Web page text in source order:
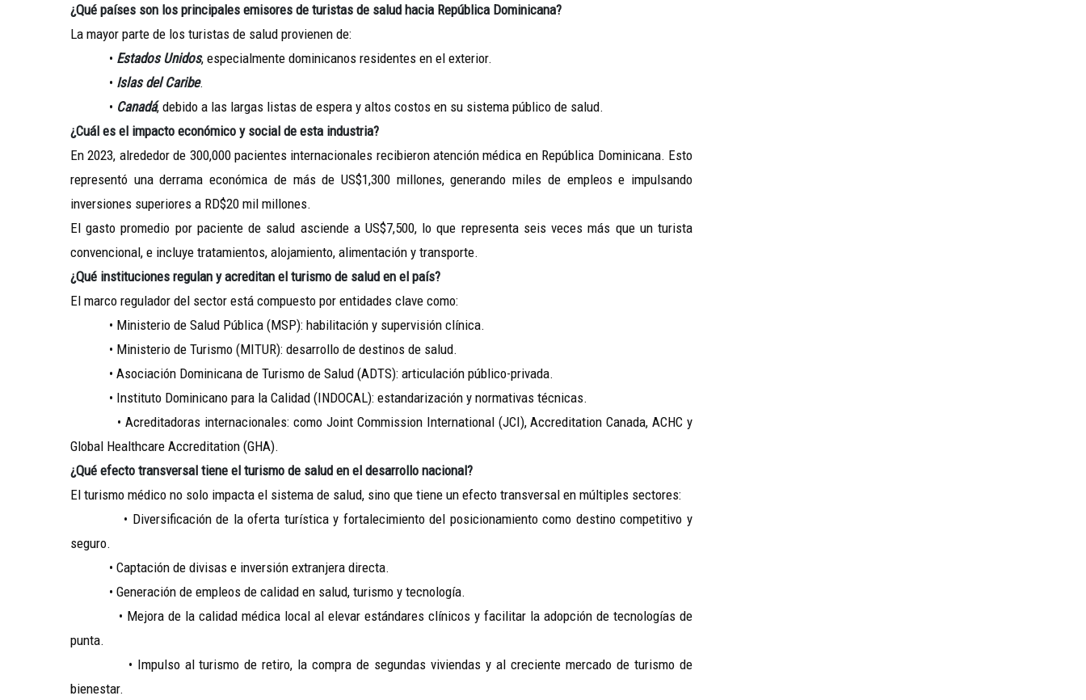
¿Qué países son los principales emisores de turistas de salud hacia República Dominicana?
La mayor parte de los turistas de salud provienen de:
• Estados Unidos, especialmente dominicanos residentes en el exterior.
• Islas del Caribe.
• Canadá, debido a las largas listas de espera y altos costos en su sistema público de salud.
¿Cuál es el impacto económico y social de esta industria?
En 2023, alrededor de 300,000 pacientes internacionales recibieron atención médica en República Dominicana. Esto
representó una derrama económica de más de US$1,300 millones, generando miles de empleos e impulsando
inversiones superiores a RD$20 mil millones.
El gasto promedio por paciente de salud asciende a US$7,500, lo que representa seis veces más que un turista
convencional, e incluye tratamientos, alojamiento, alimentación y transporte.
¿Qué instituciones regulan y acreditan el turismo de salud en el país?
El marco regulador del sector está compuesto por entidades clave como:
• Ministerio de Salud Pública (MSP): habilitación y supervisión clínica.
• Ministerio de Turismo (MITUR): desarrollo de destinos de salud.
• Asociación Dominicana de Turismo de Salud (ADTS): articulación público-privada.
• Instituto Dominicano para la Calidad (INDOCAL): estandarización y normativas técnicas.
• Acreditadoras internacionales: como Joint Commission International (JCI), Accreditation Canada, ACHC y
Global Healthcare Accreditation (GHA).
¿Qué efecto transversal tiene el turismo de salud en el desarrollo nacional?
El turismo médico no solo impacta el sistema de salud, sino que tiene un efecto transversal en múltiples sectores:
• Diversificación de la oferta turística y fortalecimiento del posicionamiento como destino competitivo y
seguro.
• Captación de divisas e inversión extranjera directa.
• Generación de empleos de calidad en salud, turismo y tecnología.
• Mejora de la calidad médica local al elevar estándares clínicos y facilitar la adopción de tecnologías de
punta.
• Impulso al turismo de retiro, la compra de segundas viviendas y al creciente mercado de turismo de
bienestar.